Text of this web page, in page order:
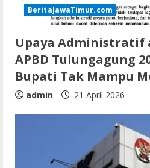
BeritaJawaTimur.com
Upaya Administratif
APBD Tulungagung
Bupati Tak Mampu
admin 21 April 2026